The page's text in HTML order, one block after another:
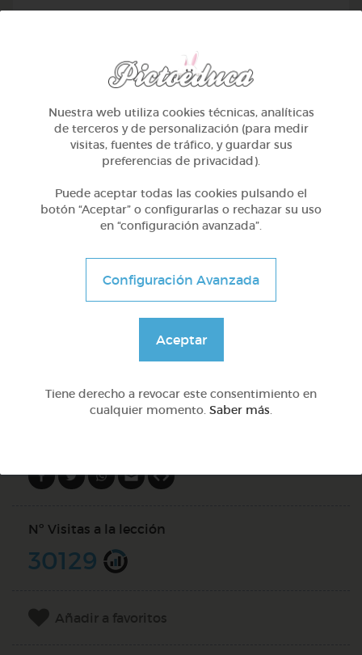
2º Primaria (7-8 años)
Aprendiendo matematicas
DOCS (2)
Nº Visitas a la lección
30129
Añadir a favoritos
Nuestra web utiliza cookies técnicas, analíticas
de terceros y de personalización (para medir
visitas, fuentes de tráfico, y guardar sus
preferencias de privacidad).
Puede aceptar todas las cookies pulsando el
botón “Aceptar” o configurarlas o rechazar su uso
en “configuración avanzada”.
Configuración Avanzada
Aceptar
Tiene derecho a revocar este consentimiento en
cualquier momento. Saber más.